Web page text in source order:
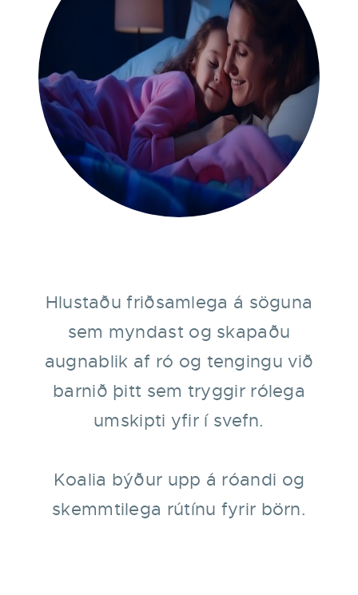
Hlustaðu friðsamlega á söguna
sem myndast og skapaðu
augnablik af ró og tengingu við
barnið þitt sem tryggir rólega
umskipti yfir í svefn.
Koalia býður upp á róandi og
skemmtilega rútínu fyrir börn.